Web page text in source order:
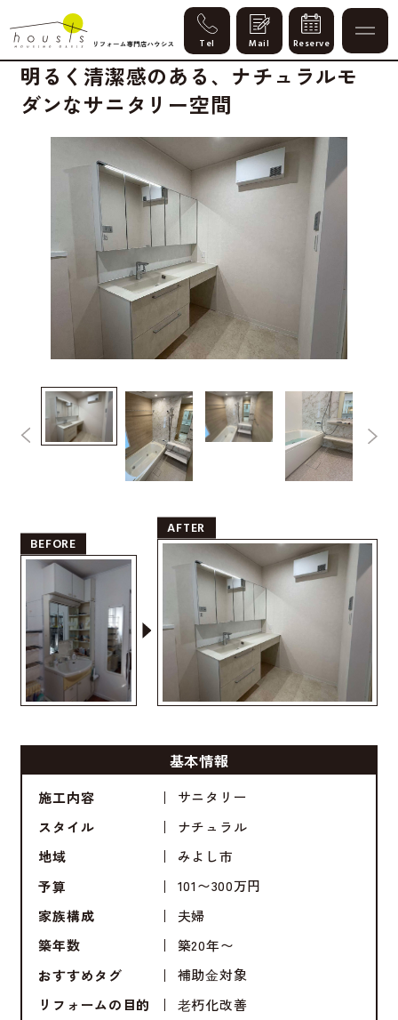
Case
明るく清潔感のある、ナチュラルモ
ダンなサニタリー空間
BEFORE
AFTER
基本情報
施工内容
サニタリー
スタイル
ナチュラル
地域
みよし市
予算
101〜300万円
家族構成
夫婦
築年数
築20年〜
おすすめタグ
補助⾦対象
リフォームの目的
⽼朽化改善